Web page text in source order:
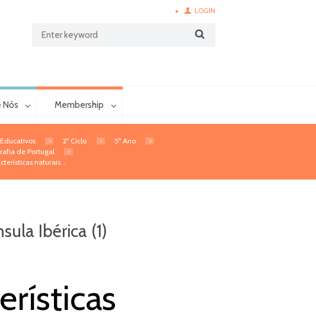
LOGIN
Nós Membership
2º Ciclo
5º Ano
de Portugal
naturais...
Ibérica (1)